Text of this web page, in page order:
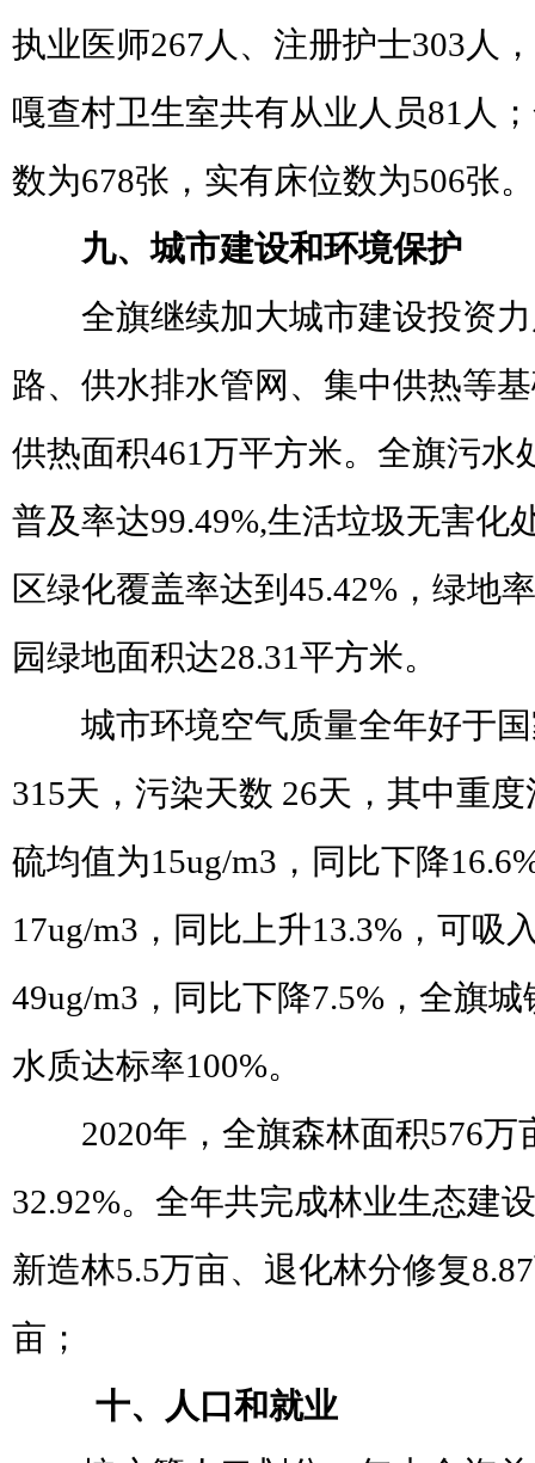
执业医师267 人、注册护士303 人
嘎查村卫生室共有从业人员81 人
数为678张，实有床位数为506张。
九、城市建设和环境保护
全旗继续加大城市建设投资
路、供水排水管网、集中供热等
供热面积461万平方米。全旗污水
普及率达99.49%,生活垃圾无害化
区绿化覆盖率达到 45.42% ，绿地
园绿地面积达28.31平方米。
城市环境空气质量全年好于
315天，污染天数 26天，其中重度
硫均值为15ug/m3 ，同比下降
17ug/m3 ，同比上升13.3% ，可吸
49ug/m3 ，同比下降7.5% ，全旗
水质达标率100%。
2020年，全旗森林面积576万
32.92%。全年共完成林业生态建
新造林5.5万亩、退化林分修复8.87
亩；
十、人口和就业